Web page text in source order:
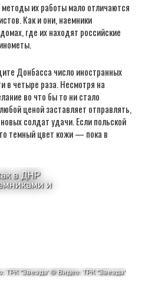
их работы мало отличаются
Как и они, наемники
где их находят российские
Донбасса число иностранных
в четыре раза. Несмотря на
во что бы то ни стало
ценой заставляет отправлять,
солдат удачи. Если польской
темный цвет кожи — пока в